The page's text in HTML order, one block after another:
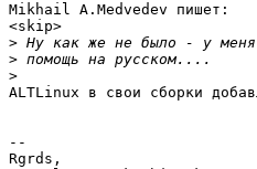
Mikhail A.Medvedev пишет:
<skip>
>
>
>
ALTLinux в свои сборки
--
Rgrds,